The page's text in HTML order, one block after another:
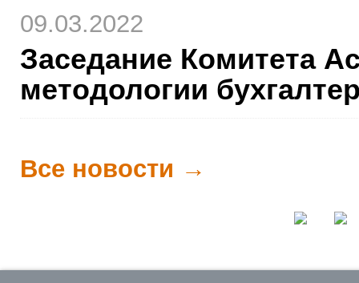
09.03.2022
Заседание Комитета
методологии
Все новости →